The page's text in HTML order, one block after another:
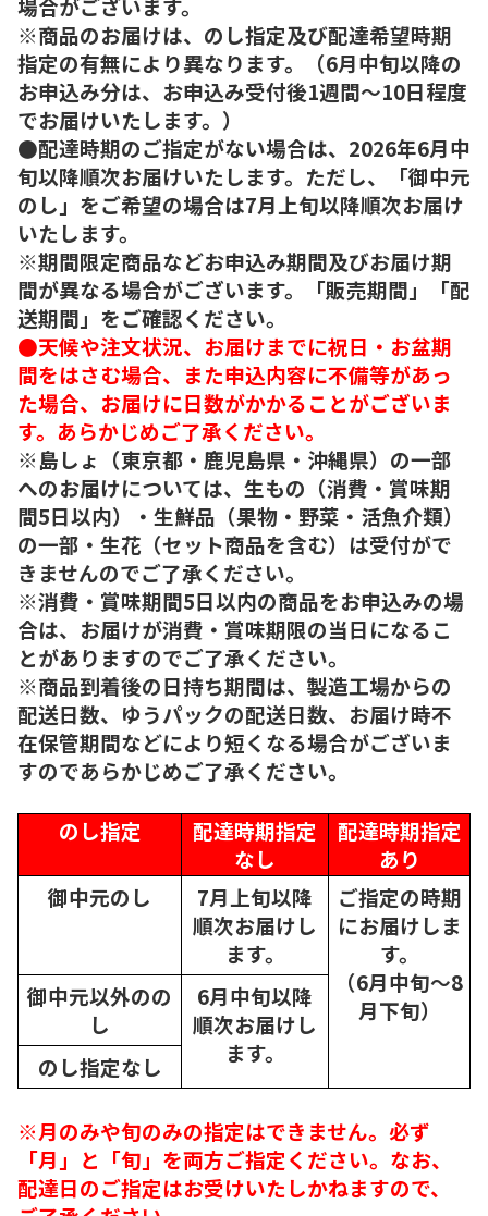
場合がございます。
※商品のお届けは、のし指定及び配達希望時期
指定の有無により異なります。（6月中旬以降の
お申込み分は、お申込み受付後1週間～10日程度
でお届けいたします。）
●配達時期のご指定がない場合は、2026年6月中
旬以降順次お届けいたします。ただし、「御中元
のし」をご希望の場合は7月上旬以降順次お届け
いたします。
※期間限定商品などお申込み期間及びお届け期
間が異なる場合がございます。「販売期間」「配
送期間」をご確認ください。
●天候や注文状況、お届けまでに祝日・お盆期
間をはさむ場合、また申込内容に不備等があっ
た場合、お届けに日数がかかることがございま
す。あらかじめご了承ください。
※島しょ（東京都・鹿児島県・沖縄県）の一部
へのお届けについては、生もの（消費・賞味期
間5日以内）・生鮮品（果物・野菜・活魚介類）
の一部・生花（セット商品を含む）は受付がで
きませんのでご了承ください。
※消費・賞味期間5日以内の商品をお申込みの場
合は、お届けが消費・賞味期限の当日になるこ
とがありますのでご了承ください。
※商品到着後の日持ち期間は、製造工場からの
配送日数、ゆうパックの配送日数、お届け時不
在保管期間などにより短くなる場合がございま
すのであらかじめご了承ください。
のし指定
配達時期指定
なし
配達時期指定
あり
御中元のし
7月上旬以降
順次お届けし
ます。
ご指定の時期
にお届けしま
す。
（6月中旬～8
月下旬）
御中元以外のの
し
6月中旬以降
順次お届けし
ます。
のし指定なし
※月のみや旬のみの指定はできません。必ず
「月」と「旬」を両方ご指定ください。なお、
配達日のご指定はお受けいたしかねますので、